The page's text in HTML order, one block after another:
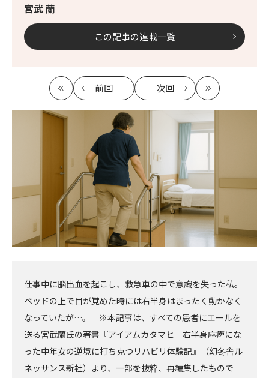
宮武 蘭
この記事の連載一覧
最
初
前回
記
事
へ
次回
記
事
最
新
仕事中に脳出血を起こし、救急車の中で意識を失った私。
ベッドの上で目が覚めた時には右半身はまったく動かなく
なっていたが…。 ※本記事は、すべての患者にエールを
送る宮武蘭氏の著書『アイアムカタマヒ 右半身麻痺にな
った中年女の逆境に打ち克つリハビリ体験記』（幻冬舎ル
ネッサンス新社）より、一部を抜粋、再編集したもので